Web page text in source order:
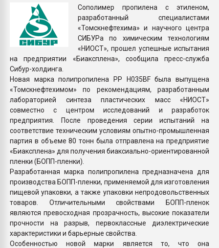
ПЕРЕЙТИ НА
Сополимер пропилена с этиленом,
разработанный специалистами
«Томскнефтехима» и научного центра
СИБУРа по химическим технологиям
«НИОСТ», прошел успешные испытания
на предприятии «Биаксплена», сообщила пресс-служба
Сибур-холдинга.
Новая марка полипропилена PP H035BF была выпущена
«Томскнефтехимом» по рекомендациям, разработанным
лабораторией синтеза пластических масс «НИОСТ»
совместно с центром исследований и разработок
предприятия. После проведения серии испытаний на
соответствие техническим условиям опытно-промышленная
партия в объеме 80 тонн была отправлена на предприятие
«Биаксплена» для получения биаксиально-ориентированной
пленки (БОПП-пленки).
Разработанная марка полипропилена предназначена для
производства БОПП-пленки, применяемой для изготовления
пищевой упаковки, а также упаковки непродовольственных
товаров. Отличительными свойствами БОПП-пленок
являются превосходная прозрачность, высокие показатели
прочности на разрыв, первоклассные диэлектрические
характеристики и барьерные свойства.
Особенностью новой марки является то, что она